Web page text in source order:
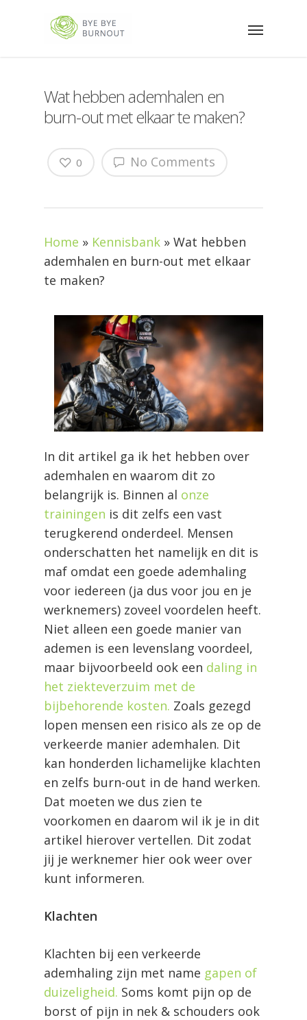
Wat hebben ademhalen en
burn-out met elkaar te maken?
No Comments
0
Home » Kennisbank » Wat hebben
ademhalen en burn-out met elkaar
te maken?
In dit artikel ga ik het hebben over
ademhalen en waarom dit zo
belangrijk is. Binnen al onze
trainingen is dit zelfs een vast
terugkerend onderdeel. Mensen
onderschatten het namelijk en dit is
maf omdat een goede ademhaling
voor iedereen (ja dus voor jou en je
werknemers) zoveel voordelen heeft.
Niet alleen een goede manier van
ademen is een levenslang voordeel,
maar bijvoorbeeld ook een daling in
het ziekteverzuim met de
bijbehorende kosten. Zoals gezegd
lopen mensen een risico als ze op de
verkeerde manier ademhalen. Dit
kan honderden lichamelijke klachten
en zelfs burn-out in de hand werken.
Dat moeten we dus zien te
voorkomen en daarom wil ik je in dit
artikel hierover vertellen. Dit zodat
jij je werknemer hier ook weer over
kunt informeren.
Klachten
Klachten bij een verkeerde
ademhaling zijn met name gapen of
duizeligheid. Soms komt pijn op de
borst of pijn in nek & schouders ook